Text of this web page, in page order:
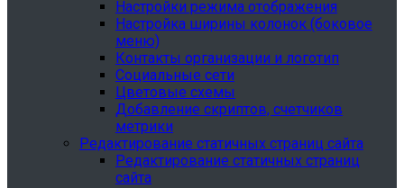
Настройки режима отображения
Настройка ширины колонок (боковое
меню)
Контакты организации и логотип
Социальные сети
Цветовые схемы
Добавление скриптов, счетчиков
метрики
Редактирование статичных страниц сайта
Редактирование статичных страниц
сайта